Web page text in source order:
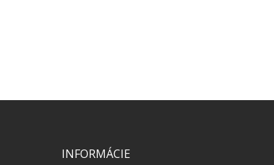
INFORMÁCIE